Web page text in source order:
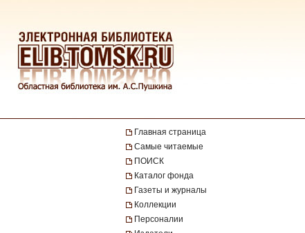
Главная страница
Самые читаемые
ПОИСК
Каталог фонда
Газеты и журналы
Коллекции
Персоналии